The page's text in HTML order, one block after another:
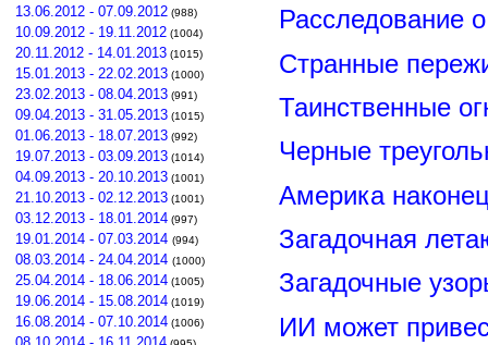
13.06.2012 - 07.09.2012 (988)
10.09.2012 - 19.11.2012 (1004)
20.11.2012 - 14.01.2013 (1015)
15.01.2013 - 22.02.2013 (1000)
23.02.2013 - 08.04.2013 (991)
09.04.2013 - 31.05.2013 (1015)
01.06.2013 - 18.07.2013 (992)
19.07.2013 - 03.09.2013 (1014)
04.09.2013 - 20.10.2013 (1001)
21.10.2013 - 02.12.2013 (1001)
03.12.2013 - 18.01.2014 (997)
19.01.2014 - 07.03.2014 (994)
08.03.2014 - 24.04.2014 (1000)
25.04.2014 - 18.06.2014 (1005)
19.06.2014 - 15.08.2014 (1019)
16.08.2014 - 07.10.2014 (1006)
Расследование
Странные
Таинственные
Черные
Америка
Загадочная
Загадочные
ИИ может